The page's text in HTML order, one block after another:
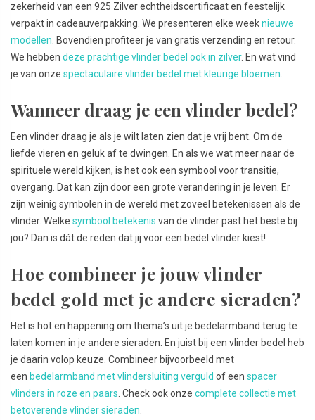
zekerheid van een 925 Zilver echtheidscertificaat en feestelijk
verpakt in cadeauverpakking. We presenteren elke weeknieuwe
modellen . Bovendien profiteer je van gratis verzending en retour.
We hebben deze prachtige vlinder bedel ook in zilver. En wat vind
je van onze spectaculaire vlinder bedel met kleurige bloemen
Wanneer draag je een vlinder bedel?
Een vlinder draag je als je wilt laten zien dat je vrij bent. Om de
liefde vieren en geluk af te dwingen. En als we wat meer naar de
spirituele wereld kijken, is het ook een symbool voor transitie,
overgang. Dat kan zijn door een grote verandering in je leven. Er
zijn weinig symbolen in de wereld met zoveel betekenissen als de
vlinder. Welke symbool betekenis van de vlinder past het beste bij
jou? Dan is dát de reden dat jij voor een bedel vlinder kiest!
Hoe combineer je jouw vlinder
bedel gold met je andere sieraden?
Het is hot en happening om thema’s uit je bedelarmband terug te
laten komen in je andere sieraden. En juist bij een vlinder bedel heb
je daarin volop keuze. Combineer bijvoorbeeld met
een bedelarmband met vlindersluiting verguld of een spacer
vlinders in roze en paars . Check ook onze complete collectie met
betoverende vlinder sieraden